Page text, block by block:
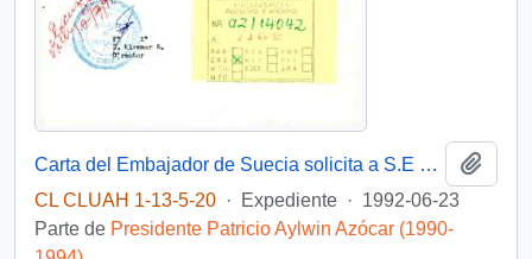
Carta del Embajador de Suecia solicita a S.E una audiencia para Junio de 1992
CL CLUAH 1-13-5-20 · Expediente · 1992-06-23
Parte de Presidente Patricio Aylwin Azócar (1990-